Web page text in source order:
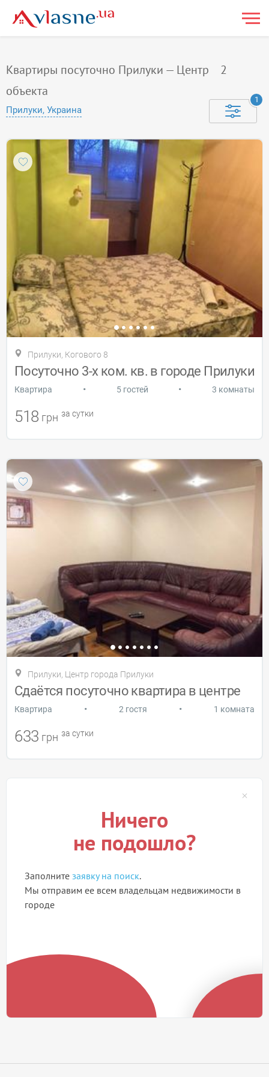
Квартиры посуточно Прилуки — Центр
2
объекта
Прилуки, Украина
1
Прилуки, Когового 8
Посуточно 3-х ком. кв. в городе Прилуки
Квартира • 5 гостей • 3 комнаты
518 грн за сутки
Прилуки, Центр города Прилуки
Сдаётся посуточно квартира в центре
Квартира • 2 гостя • 1 комната
633 грн за сутки
Ничего
не подошло?
Заполните заявку на поиск.
Мы отправим ее всем владельцам недвижимости в
городе